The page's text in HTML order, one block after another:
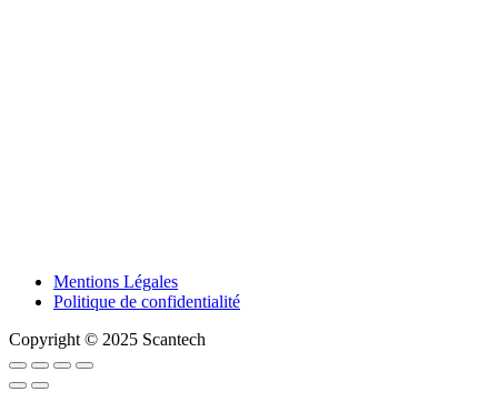
Mentions Légales
Politique de confidentialité
Copyright © 2025 Scantech